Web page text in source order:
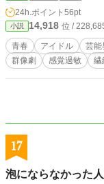
24h.ポイント 56pt
小説 14,918 位 /
青春 アイドル 芸能
群像劇
感覚過敏 繊
17
泡にならなかった